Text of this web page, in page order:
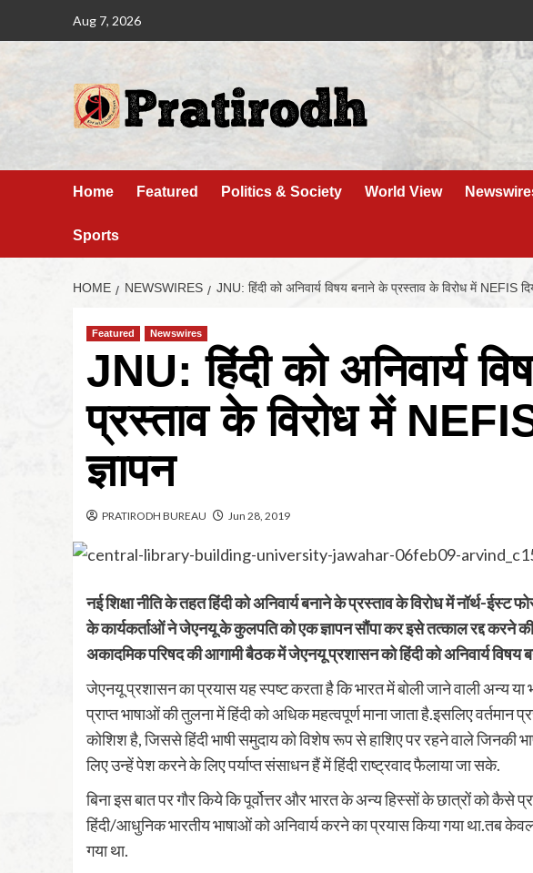
Aug 7, 2026
Home Featured Politics & Society World View
Sports
HOME NEWSWIRES JNU: हिंदी को अनिवार्य विषय बनाने के प्रस्ताव के विरोध में NEFIS
Featured Newswires
JNU: हिंदी को अनिवार्य
प्रस्ताव के विरोध में
ज्ञापन
PRATIRODH BUREAU Jun 28, 2019
नई शिक्षा नीति के तहत हिंदी को अनिवार्य बनाने के प्रस्ताव के विरोध में नॉर्थ-
के कार्यकर्ताओं ने जेएनयू के कुलपति को एक ज्ञापन सौंपा कर इसे तत्काल रद्द करने
अकादमिक परिषद की आगामी बैठक में जेएनयू प्रशासन को हिंदी को अनिवार्य विषय
जेएनयू प्रशासन का प्रयास यह स्पष्ट करता है कि भारत में बोली जाने वाली अन्य या
प्राप्त भाषाओं की तुलना में हिंदी को अधिक महत्वपूर्ण माना जाता है.इसलिए वर्तमान
कोशिश है, जिससे हिंदी भाषी समुदाय को विशेष रूप से हाशिए पर रहने वाले जिनकी
लिए उन्हें पेश करने के लिए पर्याप्त संसाधन हैं में हिंदी राष्ट्रवाद फैलाया जा सके.
बिना इस बात पर गौर किये कि पूर्वोत्तर और भारत के अन्य हिस्सों के छात्रों को कैसे
हिंदी/आधुनिक भारतीय भाषाओं को अनिवार्य करने का प्रयास किया गया था.तब
गया था.